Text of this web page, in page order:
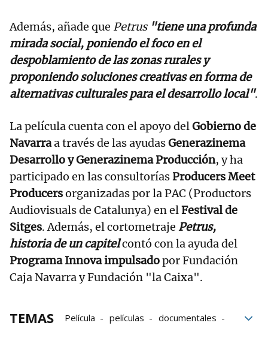
Además, añade que Petrus "tiene una profunda
mirada social, poniendo el foco en el
despoblamiento de las zonas rurales y
proponiendo soluciones creativas en forma de
alternativas culturales para el desarrollo local".
La película cuenta con el apoyo delGobierno de
Navarraa través de las ayudasGenerazinema
Desarrollo y Generazinema Producción, y ha
participado en las consultoríasProducers Meet
Producersorganizadas por la PAC (Productors
Audiovisuals de Catalunya) en elFestival de
Sitges. Además, el cortometraje Petrus,
historia de un capitelcontó con la ayuda del
Programa Innova impulsadopor Fundación
Caja Navarra y Fundación "la Caixa".
TEMAS Película películas
documentales